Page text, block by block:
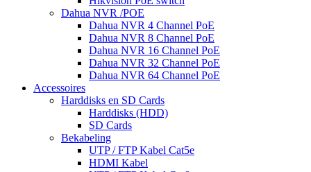
Dahua NVR /POE
Dahua NVR 4 Channel PoE
Dahua NVR 8 Channel PoE
Dahua NVR 16 Channel PoE
Dahua NVR 32 Channel PoE
Dahua NVR 64 Channel PoE
Accessoires
Harddisks en SD Cards
Harddisks (HDD)
SD Cards
Bekabeling
UTP / FTP Kabel Cat5e
HDMI Kabel